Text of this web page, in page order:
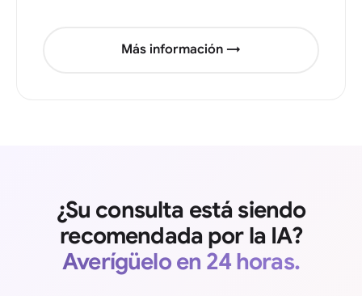
Más información →
¿Su consulta está siendo
recomendada por la IA?
Averígüelo en 24 horas.